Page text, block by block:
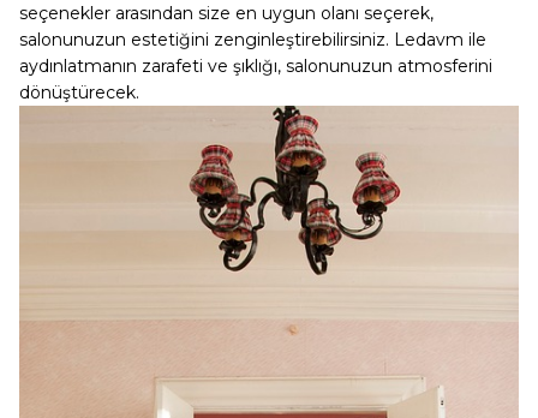
seçenekler arasından size en uygun olanı seçerek,
salonunuzun estetiğini zenginleştirebilirsiniz. Ledavm ile
aydınlatmanın zarafeti ve şıklığı, salonunuzun atmosferini
dönüştürecek.